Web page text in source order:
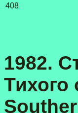
408
1982.
Тихого